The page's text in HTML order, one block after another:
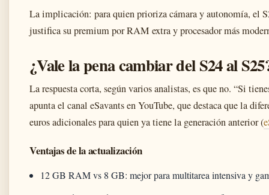
La implicación: para quien prioriza cámara y autonomía, el
justifica su premium por RAM extra y procesador más
¿Vale la pena cambiar del S24 al
La respuesta corta, según varios analistas, es que no. “Si
apunta el canal eSavants en YouTube, que destaca que la
euros adicionales para quien ya tiene la generación anterior (
Ventajas de la actualización
12 GB RAM vs 8 GB: mejor para multitarea intensiva y